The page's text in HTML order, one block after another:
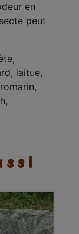
en
peut
laitue,